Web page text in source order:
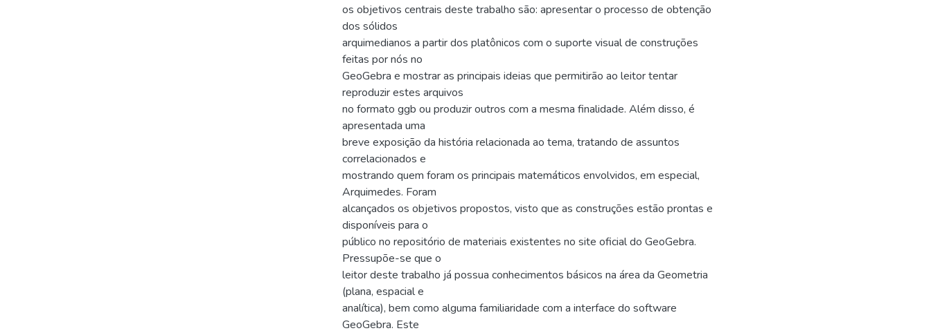
os objetivos centrais deste trabalho são: apresentar o processo de obtenção
dos sólidos
arquimedianos a partir dos platônicos com o suporte visual de construções
feitas por nós no
GeoGebra e mostrar as principais ideias que permitirão ao leitor tentar
reproduzir estes arquivos
no formato ggb ou produzir outros com a mesma finalidade. Além disso, é
apresentada uma
breve exposição da história relacionada ao tema, tratando de assuntos
correlacionados e
mostrando quem foram os principais matemáticos envolvidos, em especial,
Arquimedes. Foram
alcançados os objetivos propostos, visto que as construções estão prontas e
disponíveis para o
público no repositório de materiais existentes no site oficial do GeoGebra.
Pressupõe-se que o
leitor deste trabalho já possua conhecimentos básicos na área da Geometria
(plana, espacial e
analítica), bem como alguma familiaridade com a interface do software
GeoGebra. Este